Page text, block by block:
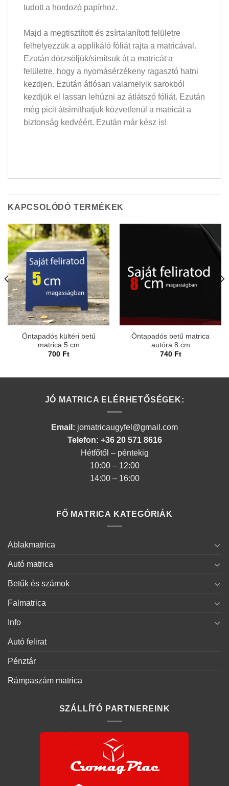
tudott a hordozó papírhoz.
Majd a megtisztított és zsírtalanított felületre
felhelyezzük a applikáló fóliát rajta a matricával.
Ezután dörzsöljük/simítsuk át a matricát a
felületre, hogy a nyomásérzékeny ragasztó hatni
kezdjen. Ezután átlósan valamelyik sarokból
kezdjük el lassan lehúzni az átlátszó fóliát. Ezután
még picit átsimíthatjuk közvetlenül a matricát a
biztonság kedvéért. Ezután már kész is!
KAPCSOLÓDÓ TERMÉKEK
Öntapadós kültéri betű
matrica 5 cm
700 Ft
Öntapadós betű matrica
autóra 8 cm
740 Ft
JÓ MATRICA ELÉRHETŐSÉGEK:
Email: jomatricaugyfel@gmail.com
Telefon: +36 20 571 8616
Hétfőtől – péntekig
10:00 – 12:00
14:00 – 16:00
FŐ MATRICA KATEGÓRIÁK
Ablakmatrica
Autó matrica
Betűk és számok
Falmatrica
Info
Autó felirat
Pénztár
Rámpaszám matrica
SZÁLLÍTÓ PARTNEREINK